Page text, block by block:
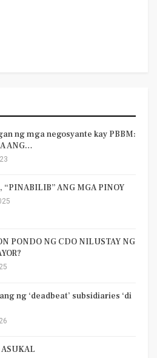
ng mga negosyante kay PBBM:
ANG…
“PINABILIB” ANG MGA PINOY
PONDO NG CDO NILUSTAY NG
ng ‘deadbeat’ subsidiaries ‘di